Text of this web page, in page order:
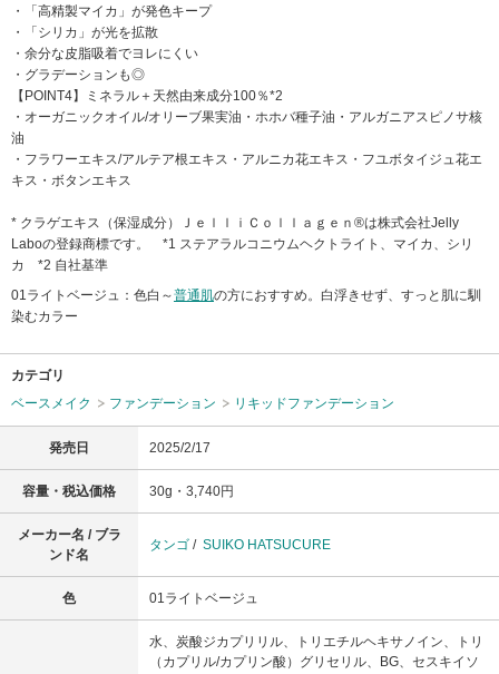
・「高精製マイカ」が発色キープ
・「シリカ」が光を拡散
・余分な皮脂吸着でヨレにくい
・グラデーションも◎
【POINT4】ミネラル＋天然由来成分100％*2
・オーガニックオイル/オリーブ果実油・ホホバ種子油・アルガニアスピノサ核
油
・フラワーエキス/アルテア根エキス・アルニカ花エキス・フユボタイジュ花エ
キス・ボタンエキス
* クラゲエキス（保湿成分）ＪｅｌｌｉＣｏｌｌａｇｅｎ®は株式会社Jelly
Laboの登録商標です。 *1 ステアラルコニウムヘクトライト、マイカ、シリ
カ *2 自社基準
01ライトベージュ：色白～普通肌の方におすすめ。白浮きせず、すっと肌に馴
染むカラー
カテゴリ
ベースメイク
ファンデーション リキッドファンデーション
発売日 2025/2/17
容量・税込価格 30g・3,740円
メーカー名 / ブラ
ンド名
タンゴ / SUIKO HATSUCURE
色 01ライトベージュ
水、炭酸ジカプリリル、トリエチルヘキサノイン、トリ
（カプリル/カプリン酸）グリセリル、BG、セスキイソ